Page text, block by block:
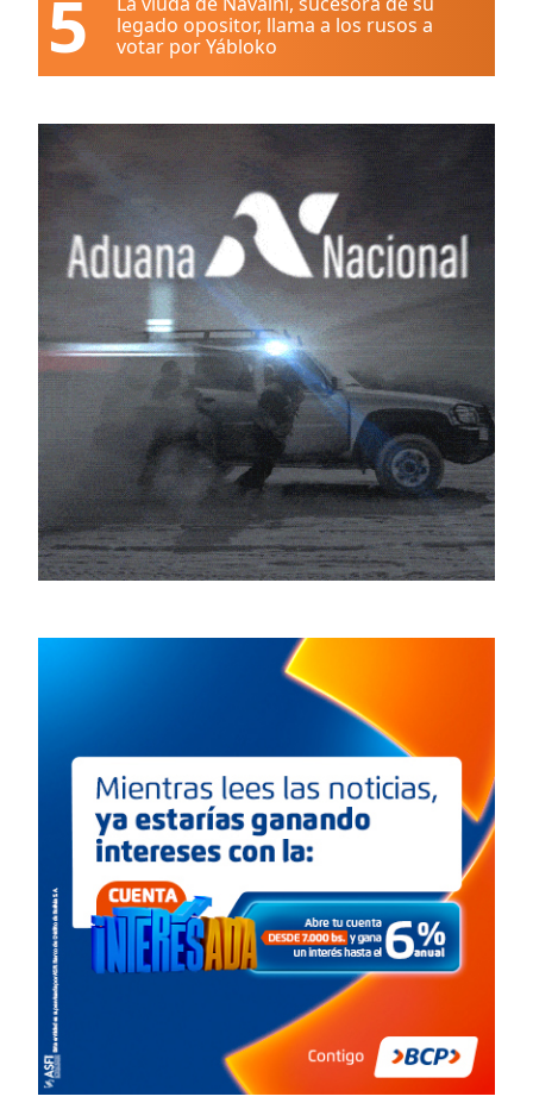
5
legado opositor, llama a los rusos a
votar por Yábloko